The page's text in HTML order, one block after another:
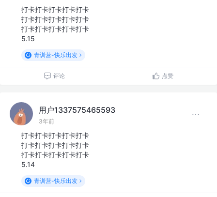
打卡打卡打卡打卡打卡
打卡打卡打卡打卡打卡
打卡打卡打卡打卡打卡
5.15
青训营-快乐出发
评论 点赞
用户1337575465593
3年前
打卡打卡打卡打卡打卡
打卡打卡打卡打卡打卡
打卡打卡打卡打卡打卡
5.14
青训营-快乐出发